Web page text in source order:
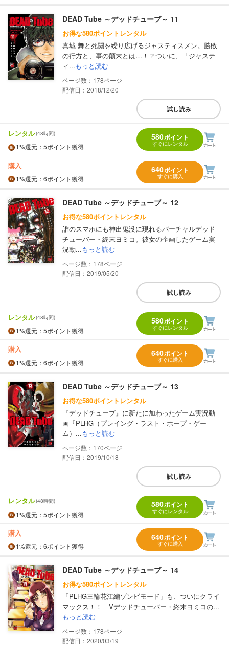
DEAD Tube ～デッドチューブ～ 11
お得な580ポイントレンタル
真城 舞と死闘を繰り広げるジャスティスメン。勝敗
の行方と、事の顛末とは…！？ついに、「ジャステ
ィ...もっと読む
178
配信日：2018/12/20
試し読み
レンタル(48時間)
1%還元 ：5ポイント獲得
580ポイント
すぐにレンタル
購入
1%還元 ：6ポイント獲得
640ポイント
すぐに購入
DEAD Tube ～デッドチューブ～ 12
お得な580ポイントレンタル
誰のスマホにも神出鬼没に現れるバーチャルデッド
チューバー・終末ヨミコ。彼女の企画したゲーム実
況動...もっと読む
178
配信日：2019/05/20
試し読み
レンタル(48時間)
1%還元 ：5ポイント獲得
580ポイント
すぐにレンタル
購入
1%還元 ：6ポイント獲得
640ポイント
すぐに購入
DEAD Tube ～デッドチューブ～ 13
お得な580ポイントレンタル
『デッドチューブ』に新たに加わったゲーム実況動
画『PLHG（プレイング・ラスト・ホープ・ゲー
ム）...もっと読む
170
配信日：2019/10/18
試し読み
レンタル(48時間)
1%還元 ：5ポイント獲得
580ポイント
すぐにレンタル
購入
1%還元 ：6ポイント獲得
640ポイント
すぐに購入
DEAD Tube ～デッドチューブ～ 14
お得な580ポイントレンタル
「PLHG三輪花江編ゾンビモード」も、ついにクライ
マックス！！ Vデッドチューバー・終末ヨミコの...
もっと読む
178
配信日：2020/03/19